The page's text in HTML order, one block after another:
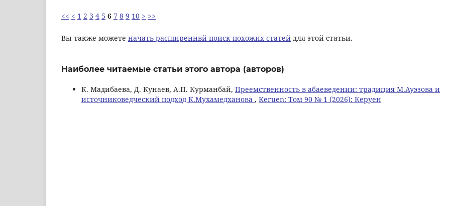
<< < 1 2 3 4 5 6 7 8 9 10 > >>
Вы также можете начать расширеннвй поиск похожих статей для этой статьи.
Наиболее читаемые статьи этого автора (авторов)
К. Мадибаева, Д. Кунаев, А.П. Курманбай, Преемственность в абаеведении: традиция М.Ауэзова и
источниковедческий подход К.Мухамедханова , Keruen: Том 90 № 1 (2026): Керуен